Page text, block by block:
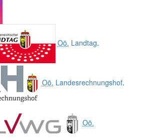
Oö. Landtag.
Oö. Landesrechnungshof.
Oö.